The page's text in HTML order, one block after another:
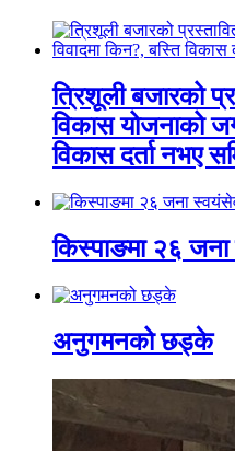
त्रिशूली बजारको
विकास योजनाको
विकास दर्ता नभए
किस्पाङमा २६
अनुगमनको छड्के